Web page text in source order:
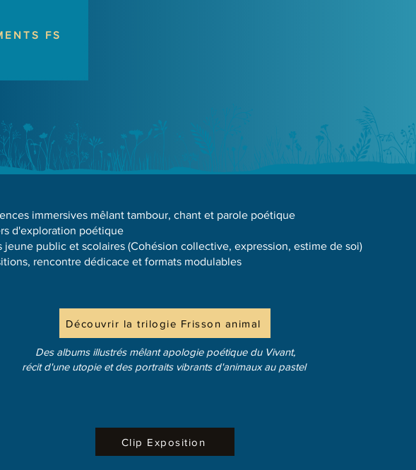
FS
immersives mêlant tambour, chant et parole poétique
d'exploration poétique
jeune public et scolaires (Cohésion collective, expression, estime de soi)
rencontre dédicace et formats modulables
Découvrir la trilogie Frisson animal
Des albums illustrés mêlant apologie poétique du Vivant,
récit d'une utopie et des portraits vibrants d'animaux au pastel
Clip Exposition